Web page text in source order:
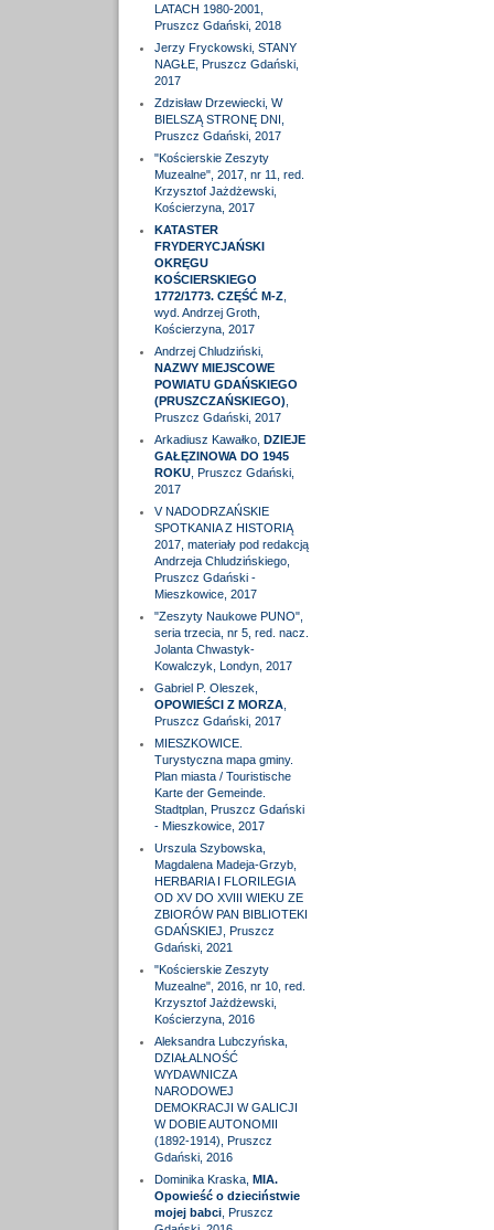
LATACH 1980-2001,
Pruszcz Gdański, 2018
Jerzy Fryckowski, STANY
NAGŁE, Pruszcz Gdański,
2017
Zdzisław Drzewiecki, W
BIELSZĄ STRONĘ DNI,
Pruszcz Gdański, 2017
"Kościerskie Zeszyty
Muzealne", 2017, nr 11, red.
Krzysztof Jażdżewski,
Kościerzyna, 2017
KATASTER
FRYDERYCJAŃSKI
OKRĘGU
KOŚCIERSKIEGO
1772/1773. CZĘŚĆ M-Z,
wyd. Andrzej Groth,
Kościerzyna, 2017
Andrzej Chludziński,
NAZWY MIEJSCOWE
POWIATU GDAŃSKIEGO
(PRUSZCZAŃSKIEGO)
Pruszcz Gdański, 2017
Arkadiusz Kawałko, DZIEJE
GAŁĘZINOWA DO 1945
ROKU, Pruszcz Gdański,
2017
V NADODRZAŃSKIE
SPOTKANIA Z HISTORIĄ
2017, materiały pod redakcją
Andrzeja Chludzińskiego,
Pruszcz Gdański -
Mieszkowice, 2017
"Zeszyty Naukowe PUNO",
seria trzecia, nr 5, red. nacz.
Jolanta Chwastyk-
Kowalczyk, Londyn, 2017
Gabriel P. Oleszek,
OPOWIEŚCI Z MORZA,
Pruszcz Gdański, 2017
MIESZKOWICE.
Turystyczna mapa gminy.
Plan miasta / Touristische
Karte der Gemeinde.
Stadtplan, Pruszcz Gdański
- Mieszkowice, 2017
Urszula Szybowska,
Magdalena Madeja-Grzyb,
HERBARIA I FLORILEGIA
OD XV DO XVIII WIEKU ZE
ZBIORÓW PAN BIBLIOTEKI
GDAŃSKIEJ, Pruszcz
Gdański, 2021
"Kościerskie Zeszyty
Muzealne", 2016, nr 10, red.
Krzysztof Jażdżewski,
Kościerzyna, 2016
Aleksandra Lubczyńska,
DZIAŁALNOŚĆ
WYDAWNICZA
NARODOWEJ
DEMOKRACJI W GALICJI
W DOBIE AUTONOMII
(1892-1914), Pruszcz
Gdański, 2016
Dominika Kraska, MIA.
Opowieść o dzieciństwie
mojej babci, Pruszcz